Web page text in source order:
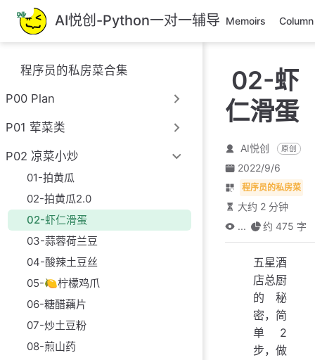
跳
至
主
要
內
AI悦创-Python一对一辅导 Memoirs Column
程序员的私房菜合集
P00 Plan
P01 荤菜类
P02 凉菜小炒
01-拍黄瓜
02-拍黄瓜2.0
02-虾仁滑蛋
03-蒜蓉荷兰豆
04-酸辣土豆丝
05-🍋柠檬鸡爪
06-糖醋藕片
07-炒土豆粉
08-煎山药
02-虾
仁滑蛋
AI悦创 原创
2022/9/6
程序员的私房菜
大约 2 分钟
...
约 475 字
五星酒
店总厨
的秘
密，简
单2
步，做